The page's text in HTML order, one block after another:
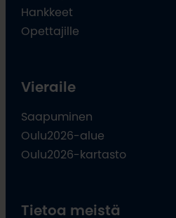
Hankkeet
Opettajille
Vieraile
Saapuminen
Oulu2026-alue
Oulu2026-kartasto
Tietoa meistä